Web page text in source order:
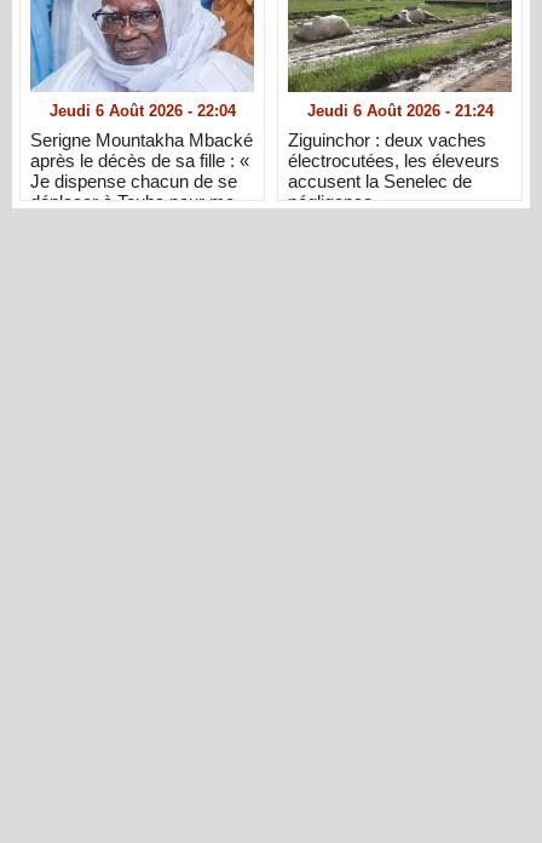
Jeudi 6 Août 2026 - 22:04
Serigne Mountakha Mbacké
après le décès de sa fille : «
Je dispense chacun de se
déplacer à Touba pour me
Jeudi 6 Août 2026 - 21:24
Ziguinchor : deux vaches
électrocutées, les éleveurs
accusent la Senelec de
négligence